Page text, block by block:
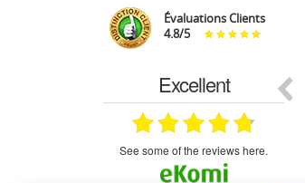
Évaluations Clients
4.8/5
Excellent
see some of the reviews here.
29.03.2026
bonjour commande pompe puit malgré un
appel en dehors des heures d ouverture votre
commercial a géré ma demande le devis reçu
immédiatement un fois le paiement effectue la
commande a été valider l envoi a été un peu
long mais dans l ensemble très satisfait